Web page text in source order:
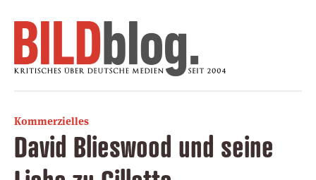
Kommerzielles
David Blieswood und seine